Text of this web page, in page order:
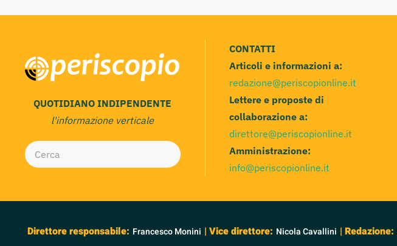
QUOTIDIANO INDIPENDENTE
l'informazione verticale
CONTATTI
Articoli e informazioni a:
redazione@periscopionline.it
Lettere e proposte di
collaborazione a:
direttore@periscopionline.it
Amministrazione:
info@periscopionline.it
Direttore responsabile: Francesco Monini | Vice direttore: Nicola Cavallini | Redazione: